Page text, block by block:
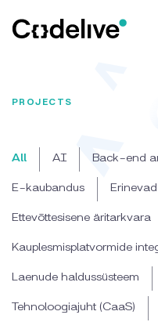
PROJECTS
All AI Back-end
E-kaubandus
Ettevõttesisene äritarkvara
Kauplesmisplatvormide
Laenude haldussüsteem
Tehnoloogiajuht (CaaS)